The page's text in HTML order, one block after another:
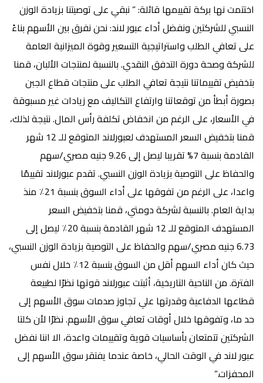
اختتمت نها بركة تقييمها قائلة: ” نبقي على توصيتنا بزيادة الوزن
النسبي للشركتين ونفضل أداء عبور لاند:نحن نفرق بين الأسهم بناءً
على تعافي الطلب واستراتيجية التسعير وقوة الميزانية العامة
للشركة وصحة دورة التدفق النقدي. بالنسبة لمنتجات الألبان، قمنا
بتخفيض تقييماتنا نتيجة تعافي الطلب على منتجات قطاع الجبن
بصورة أبطأ من توقعاتنا وارتفاع التكاليف مع زيادات غير مسبوقة
في الأسعار، على الرغم من انخفاض تكلفة رأس المال. نتيجة لذلك،
قمنا بتخفيض السعر المستهدف لعبورلاند المتوقع للـ 12 شهر
القادمة بنسبة 7% تقريبا ليصل إلى 9.26 جنيه مصري/سهم
والحفاظ على التوصية بزيادة الوزن النسبي. تقدم عبورلاند تقييمًا
واعدا، على الرغم من تفوقها على أداء السوق بنسبة 21٪ منذ
بداية العام. بالنسبة لشركة دومتي، قمنا بتخفيض السعر
المستهدف المتوقع للـ 12 شهر القادمة بنسبة 20٪ ليصل إلى
6.73 جنيه مصري/سهم والحفاظ على التوصية بزيادة الوزن النسبي،
حيث كان أداء السهم أقل من السوق بنسبة 12٪ خلال نفس
الفترة. من الناحية التاريخية، أثبتت عبورلاند قوتها نظرًا لطبيعة
قطاعها الدفاعية وقدرتها علي تجاوز صدمات سوق الأسهم إلى
حد ما، وتفوقها خلال أوقات تعافي سوق الأسهم. نظرًا لأن كلتا
الشركتين تتمتعان بأساسيات قوية وتقييمات واعدة، الا اننا نفضل
عبور لاند في الوقت الحالي، خاصة عندما يفتقر سوق الأسهم إلى
المحفزات.”